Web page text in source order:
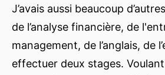
J’avais aussi beaucoup
de l’analyse financière, de
management, de l’anglais, de
effectuer deux stages.